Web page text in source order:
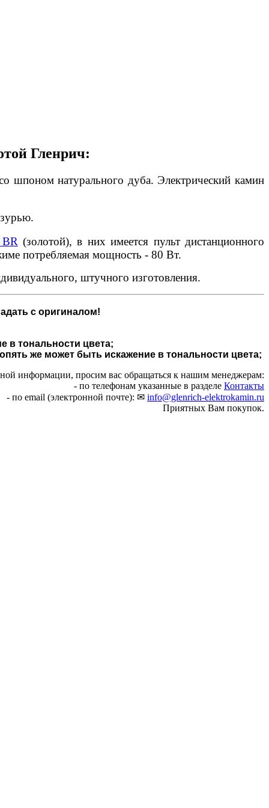
Гленрич:
шпоном натурального дуба. Электрический камин
(золотой), в них имеется пульт дистанционного
потребляемая мощность - 80 Вт.
штучного изготовления.
с оригиналом!
в тональности цвета;
же может быть искажение в тональности цвета;
информации, просим вас обращаться к нашим менеджерам:
- по телефонам указанные в разделе Контакты
- по email (электронной почте): ✉ info@glenrich-elektrokamin.ru
Приятных Вам покупок.